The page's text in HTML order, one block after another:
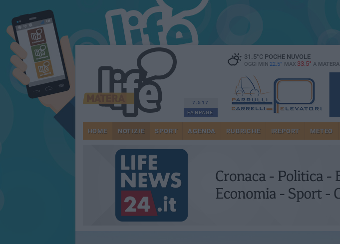
7.517
FANPAGE
31.5°CPOCHE NUVOLE
OGGI MIN 22.5° MAX 33.5° A MATERA
HOME NOTIZIE SPORT AGENDA RUBRICHE IREPORT METEO